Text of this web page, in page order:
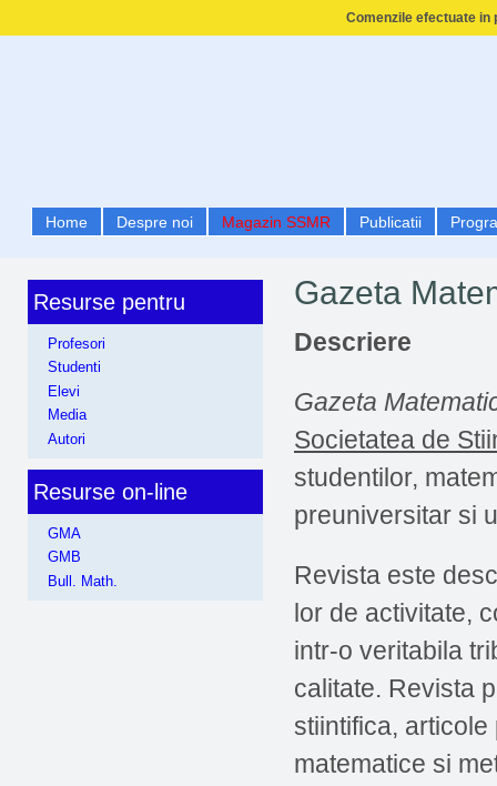
Comenzile efectuate in
Home Despre noi Magazin SSMR Publicatii
Gazeta
Descriere
Gazeta
Societatea de
studentilor,
preuniversitar si
Revista este
lor de activitate,
intr-o veritabila
calitate. Revista
stiintifica,
matematice si
Resurse pentru
Profesori
Studenti
Elevi
Media
Autori
Resurse on-line
GMA
GMB
Bull. Math.